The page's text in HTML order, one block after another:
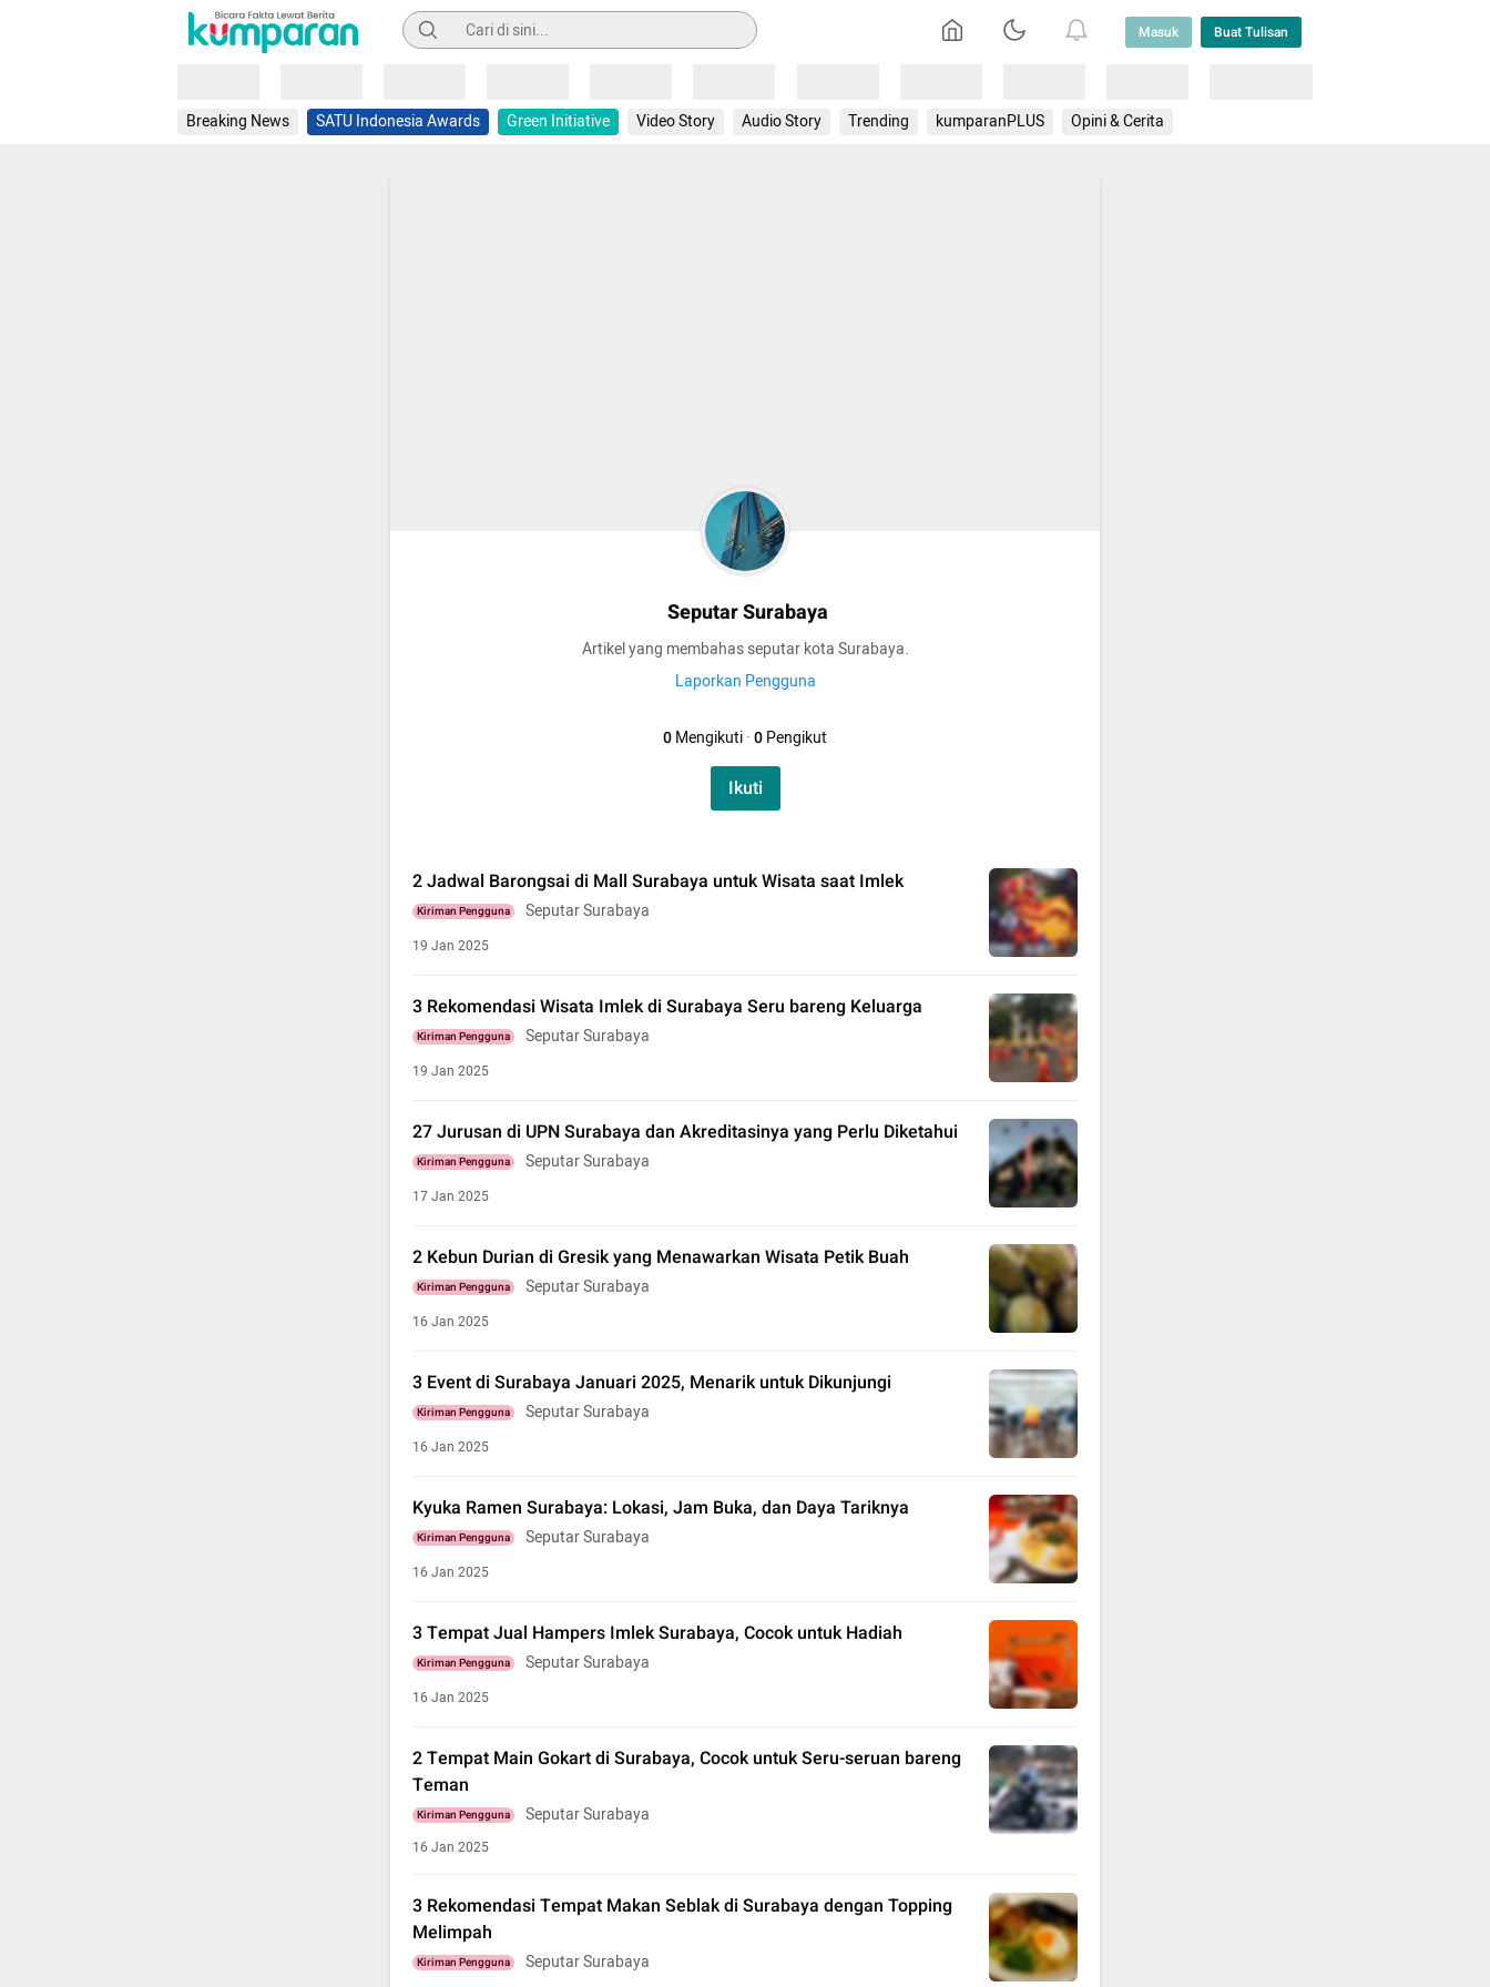
Pencarian Masuk Buat Tulisan
Breaking News SATU Indonesia Awards Green Initiative Video Story Audio Story Trending kumparanPLUS Opini & Cerita
Seputar Surabaya
Artikel yang membahas seputar kota Surabaya.
Laporkan Pengguna
0Mengikuti·0Pengikut
Ikuti
2 Jadwal Barongsai di Mall Surabaya untuk Wisata saat Imlek
Kiriman Pengguna Seputar Surabaya
19 Jan 2025
3 Rekomendasi Wisata Imlek di Surabaya Seru bareng Keluarga
Kiriman Pengguna Seputar Surabaya
19 Jan 2025
27 Jurusan di UPN Surabaya dan Akreditasinya yang Perlu Diketahui
Kiriman Pengguna Seputar Surabaya
17 Jan 2025
2 Kebun Durian di Gresik yang Menawarkan Wisata Petik Buah
Kiriman Pengguna Seputar Surabaya
16 Jan 2025
3 Event di Surabaya Januari 2025, Menarik untuk Dikunjungi
Kiriman Pengguna Seputar Surabaya
16 Jan 2025
Kyuka Ramen Surabaya: Lokasi, Jam Buka, dan Daya Tariknya
Kiriman Pengguna Seputar Surabaya
16 Jan 2025
3 Tempat Jual Hampers Imlek Surabaya, Cocok untuk Hadiah
Kiriman Pengguna Seputar Surabaya
16 Jan 2025
2 Tempat Main Gokart di Surabaya, Cocok untuk Seru-seruan bareng
Teman
Kiriman Pengguna Seputar Surabaya
16 Jan 2025
3 Rekomendasi Tempat Makan Seblak di Surabaya dengan Topping
Melimpah
Kiriman Pengguna Seputar Surabaya